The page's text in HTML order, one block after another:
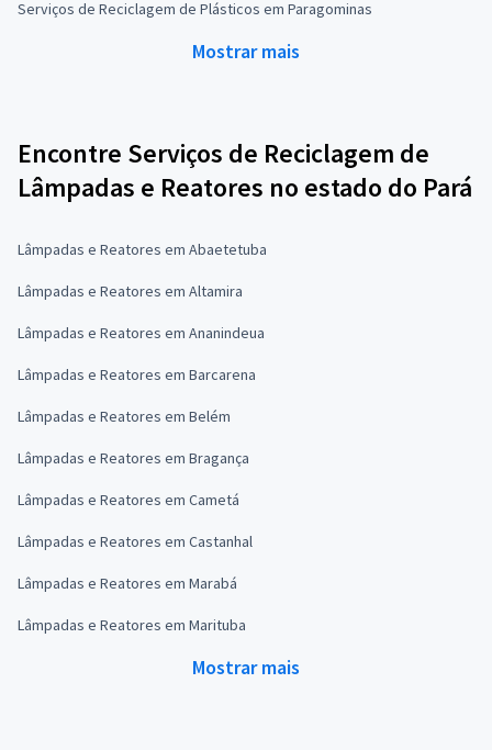
Serviços de Reciclagem de Plásticos em Paragominas
Mostrar mais
Encontre Serviços de Reciclagem de
Lâmpadas e Reatores no estado do Pará
Lâmpadas e Reatores em Abaetetuba
Lâmpadas e Reatores em Altamira
Lâmpadas e Reatores em Ananindeua
Lâmpadas e Reatores em Barcarena
Lâmpadas e Reatores em Belém
Lâmpadas e Reatores em Bragança
Lâmpadas e Reatores em Cametá
Lâmpadas e Reatores em Castanhal
Lâmpadas e Reatores em Marabá
Lâmpadas e Reatores em Marituba
Mostrar mais